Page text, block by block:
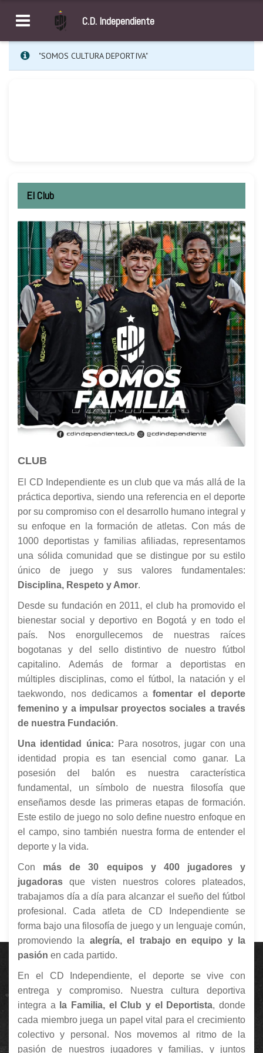
C.D. Independiente
"SOMOS CULTURA DEPORTIVA"
El Club
CLUB
El CD Independiente es un club que va más allá de la
práctica deportiva, siendo una referencia en el deporte
por su compromiso con el desarrollo humano integral y
su enfoque en la formación de atletas. Con más de
1000 deportistas y familias afiliadas, representamos
una sólida comunidad que se distingue por su estilo
único de juego y sus valores fundamentales:
Disciplina, Respeto y Amor.
Desde su fundación en 2011, el club ha promovido el
bienestar social y deportivo en Bogotá y en todo el
país. Nos enorgullecemos de nuestras raíces
bogotanas y del sello distintivo de nuestro fútbol
capitalino. Además de formar a deportistas en
múltiples disciplinas, como el fútbol, la natación y el
taekwondo, nos dedicamos afomentar el deporte
femenino y a impulsar proyectos sociales a través
de nuestra Fundación.
Una identidad única: Para nosotros, jugar con una
identidad propia es tan esencial como ganar. La
posesión del balón es nuestra característica
fundamental, un símbolo de nuestra filosofía que
enseñamos desde las primeras etapas de formación.
Este estilo de juego no solo define nuestro enfoque en
el campo, sino también nuestra forma de entender el
deporte y la vida.
Con más de 30 equipos y 400 jugadores y
jugadoras que visten nuestros colores plateados,
trabajamos día a día para alcanzar el sueño del fútbol
profesional. Cada atleta de CD Independiente se
forma bajo una filosofía de juego y un lenguaje común,
promoviendo la alegría, el trabajo en equipo y la
pasión en cada partido.
En el CD Independiente, el deporte se vive con
entrega y compromiso. Nuestra cultura deportiva
integra a
la Familia, el Club y el Deportista, donde
cada miembro juega un papel vital para el crecimiento
colectivo y personal. Nos movemos al ritmo de la
pasión de nuestros jugadores y familias, y juntos